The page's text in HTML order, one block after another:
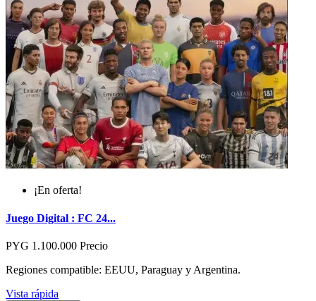
¡En oferta!
Juego Digital : FC 24...
PYG 1.100.000 Precio
Regiones compatible: EEUU, Paraguay y Argentina.
Vista rápida